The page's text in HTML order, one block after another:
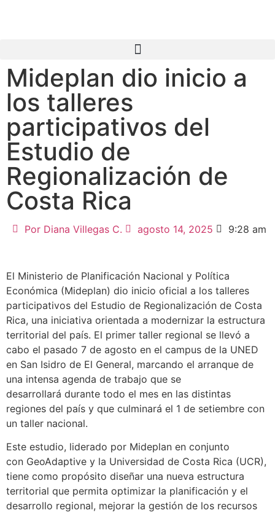
Mideplan dio inicio a
los talleres
participativos del
Estudio de
Regionalización de
Costa Rica
PorDiana Villegas C. agosto 14, 2025 9:28 am
El Ministerio de Planificación Nacional y Política
Económica (Mideplan) dio inicio oficial a los talleres
participativos del Estudio de Regionalización de Costa
Rica, una iniciativa orientada a modernizar la estructura
territorial del país. El primer taller regional se llevó a
cabo el pasado 7 de agosto en el campus de la UNED
en San Isidro de El General, marcando el arranque de
una intensa agenda de trabajo que se
desarrollará durante todo el mes en las distintas
regiones del país y que culminará el 1 de setiembre con
un taller nacional.
Este estudio, liderado por Mideplan en conjunto
con GeoAdaptive y la Universidad de Costa Rica (UCR),
tiene como propósito diseñar una nueva estructura
territorial que permita optimizar la planificación y el
desarrollo regional, mejorar la gestión de los recursos